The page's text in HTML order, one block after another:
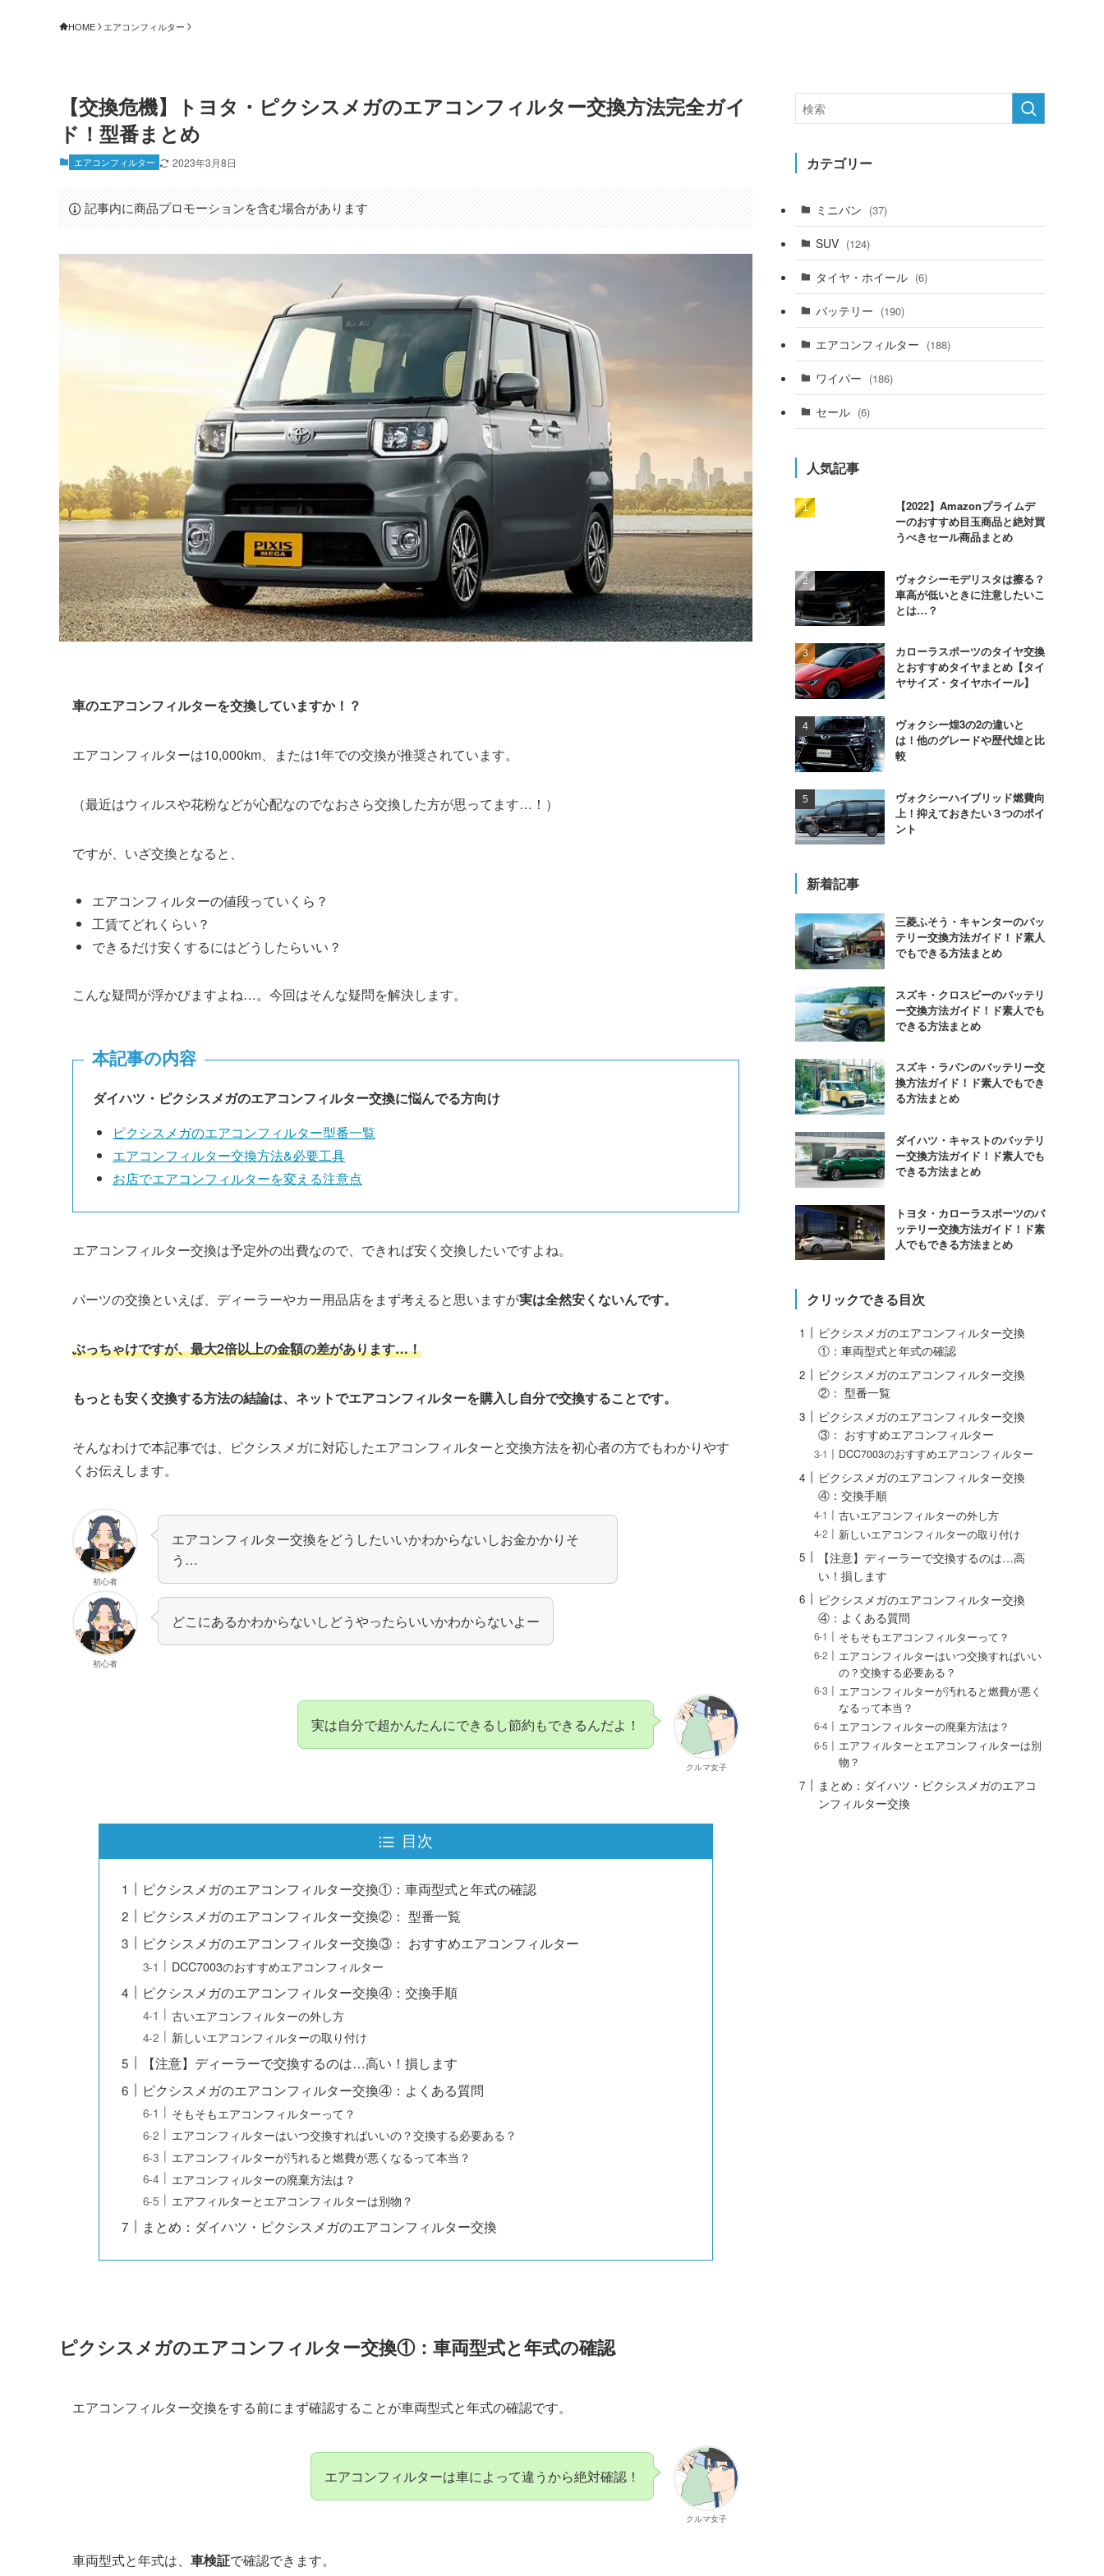
HOME エアコンフィルター
【交換危機】トヨタ・ピクシスメガのエアコンフィルター交換方法完全ガイ
ド！型番まとめ
エアコンフィルター 2023年3月8日
記事内に商品プロモーションを含む場合があります
車のエアコンフィルターを交換していますか！？
エアコンフィルターは10,000km、または1年での交換が推奨されています。
（最近はウィルスや花粉などが心配なのでなおさら交換した方が思ってます…！）
ですが、いざ交換となると、
エアコンフィルターの値段っていくら？
工賃てどれくらい？
できるだけ安くするにはどうしたらいい？
こんな疑問が浮かびますよね…。今回はそんな疑問を解決します。
本記事の内容
ダイハツ・ ピクシスメガのエアコンフィルター交換に悩んでる方向け
ピクシスメガのエアコンフィルター型番一覧
エアコンフィルター交換方法&必要工具
お店でエアコンフィルターを変える注意点
エアコンフィルター交換は予定外の出費なので、できれば安く交換したいですよね。
パーツの交換といえば、ディーラーやカー用品店をまず考えると思いますが実は全然安くないんです。
ぶっちゃけですが、最大2倍以上の金額の差があります…！
もっとも安く交換する方法の結論は、ネットでエアコンフィルターを購入し自分で交換することです。
そんなわけで本記事では、 ピクシスメガに対応したエアコンフィルターと交換方法を初心者の方でもわかりやす
くお伝えします。
初心者
エアコンフィルター交換をどうしたいいかわからないしお金かかりそ
う…
初心者
どこにあるかわからないしどうやったらいいかわからないよー
クルマ女子
実は自分で超かんたんにできるし節約もできるんだよ！
目次
ピクシスメガのエアコンフィルター交換①：車両型式と年式の確認
ピクシスメガのエアコンフィルター交換②： 型番一覧
ピクシスメガのエアコンフィルター交換③： おすすめエアコンフィルター
DCC7003のおすすめエアコンフィルター
ピクシスメガのエアコンフィルター交換④：交換手順
古いエアコンフィルターの外し方
新しいエアコンフィルターの取り付け
【注意】ディーラーで交換するのは…高い！損します
ピクシスメガのエアコンフィルター交換④：よくある質問
そもそもエアコンフィルターって？
エアコンフィルターはいつ交換すればいいの？交換する必要ある？
エアコンフィルターが汚れると燃費が悪くなるって本当？
エアコンフィルターの廃棄方法は？
エアフィルターとエアコンフィルターは別物？
まとめ：ダイハツ・ピクシスメガのエアコンフィルター交換
ピクシスメガのエアコンフィルター交換①：車両型式と年式の確認
エアコンフィルター交換をする前にまず確認することが車両型式と年式の確認です。
クルマ女子
エアコンフィルターは車によって違うから絶対確認！
車両型式と年式は、 車検証で確認できます。
カテゴリー
ミニバン (37)
SUV (124)
タイヤ・ホイール (6)
バッテリー (190)
エアコンフィルター (188)
ワイパー (186)
セール (6)
人気記事
【2022】Amazonプライムデ
ーのおすすめ目玉商品と絶対買
うべきセール商品まとめ
ヴォクシーモデリスタは擦る？
車高が低いときに注意したいこ
とは…？
カローラスポーツのタイヤ交換
とおすすめタイヤまとめ【タイ
ヤサイズ・タイヤホイール】
ヴォクシー煌3の2の違いと
は！他のグレードや歴代煌と比
較
ヴォクシーハイブリッド燃費向
上！抑えておきたい３つのポイ
ント
新着記事
三菱ふそう・キャンターのバッ
テリー交換方法ガイド！ド素人
でもできる方法まとめ
スズキ・クロスビーのバッテリ
ー交換方法ガイド！ド素人でも
できる方法まとめ
スズキ・ラパンのバッテリー交
換方法ガイド！ド素人でもでき
る方法まとめ
ダイハツ・キャストのバッテリ
ー交換方法ガイド！ド素人でも
できる方法まとめ
トヨタ・カローラスポーツのバ
ッテリー交換方法ガイド！ド素
人でもできる方法まとめ
クリックできる目次
ピクシスメガのエアコンフィルター交換
①：車両型式と年式の確認
ピクシスメガのエアコンフィルター交換
②： 型番一覧
ピクシスメガのエアコンフィルター交換
③： おすすめエアコンフィルター
DCC7003のおすすめエアコンフィルター
ピクシスメガのエアコンフィルター交換
④：交換手順
古いエアコンフィルターの外し方
新しいエアコンフィルターの取り付け
【注意】ディーラーで交換するのは…高
い！損します
ピクシスメガのエアコンフィルター交換
④：よくある質問
そもそもエアコンフィルターって？
エアコンフィルターはいつ交換すればいい
の？交換する必要ある？
エアコンフィルターが汚れると燃費が悪く
なるって本当？
エアコンフィルターの廃棄方法は？
エアフィルターとエアコンフィルターは別
物？
まとめ：ダイハツ・ピクシスメガのエアコ
ンフィルター交換